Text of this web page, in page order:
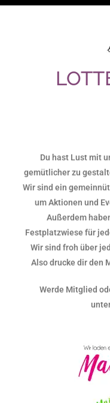
Du hast Lust mit
gemütlicher zu
Wir sind ein
um Aktionen und
Außerdem
Festplatzwiese für
Wir sind froh über
Also drucke dir den
Werde Mitglied